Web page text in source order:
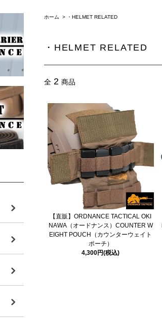
ホーム > ・HELMET RELATED
・HELMET RELATED
全 2 商品
【直販】ORDNANCE TACTICAL OKI
NAWA（オードナンス）COUNTER W
EIGHT POUCH（カウンターウェイト
ポーチ）
4,300円(税込)